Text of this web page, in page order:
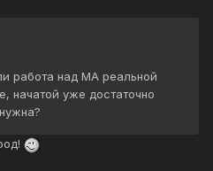
работа над МА реальной
начатой уже достаточно